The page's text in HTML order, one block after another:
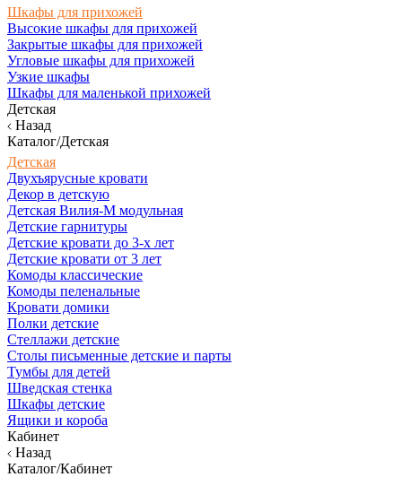
Шкафы для прихожей
Высокие шкафы для прихожей
Закрытые шкафы для прихожей
Угловые шкафы для прихожей
Узкие шкафы
Шкафы для маленькой прихожей
Детская
Назад
Каталог/Детская
Детская
Двухъярусные кровати
Декор в детскую
Детская Вилия-М модульная
Детские гарнитуры
Детские кровати до 3-х лет
Детские кровати от 3 лет
Комоды классические
Комоды пеленальные
Кровати домики
Полки детские
Стеллажи детские
Столы письменные детские и парты
Тумбы для детей
Шведская стенка
Шкафы детские
Ящики и короба
Кабинет
Назад
Каталог/Кабинет